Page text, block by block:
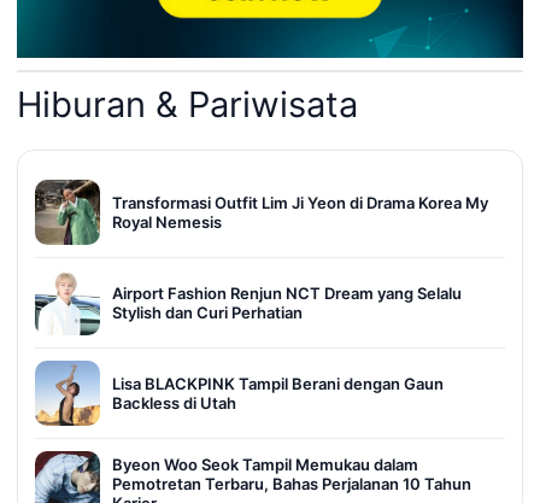
Hiburan & Pariwisata
Transformasi Outfit Lim Ji Yeon di Drama Korea My
Royal Nemesis
Airport Fashion Renjun NCT Dream yang Selalu
Stylish dan Curi Perhatian
Lisa BLACKPINK Tampil Berani dengan Gaun
Backless di Utah
Byeon Woo Seok Tampil Memukau dalam
Pemotretan Terbaru, Bahas Perjalanan 10 Tahun